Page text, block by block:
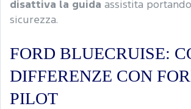
disattiva la guida assistita
sicurezza.
FORD BLUECRUISE:
DIFFERENZE CON
PILOT